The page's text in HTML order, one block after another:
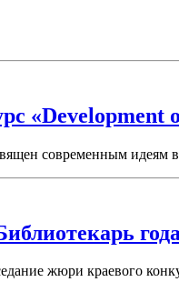
«Development
современным идеям
жюри краевого